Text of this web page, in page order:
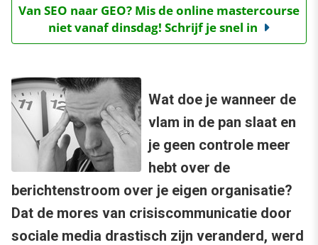
Van SEO naar GEO? Mis de online mastercourse
niet vanaf dinsdag! Schrijf je snel in
Wat doe je wanneer de
vlam in de pan slaat en
je geen controle meer
hebt over de
berichtenstroom over je eigen organisatie?
Dat de mores van crisiscommunicatie door
sociale media drastisch zijn veranderd, werd